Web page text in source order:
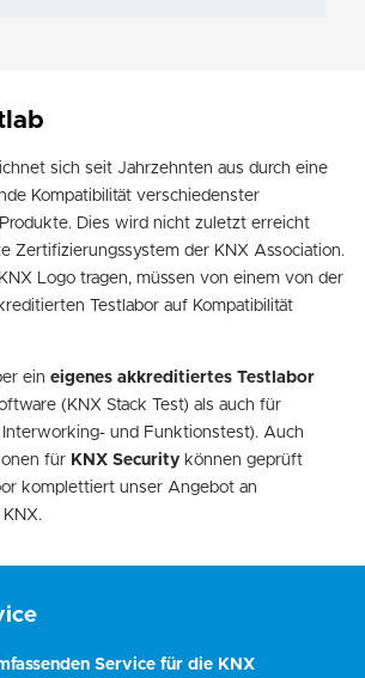
sich seit Jahrzehnten aus durch eine
Kompatibilität verschiedenster
Dies wird nicht zuletzt erreicht
Zertifizierungssystem der KNX Association.
Logo tragen, müssen von einem von der
Testlabor auf Kompatibilität
ein eigenes akkreditiertes Testlabor
(KNX Stack Test) als auch für
und Funktionstest). Auch
für KNX Security können geprüft
komplettiert unser Angebot an
Service für die KNX